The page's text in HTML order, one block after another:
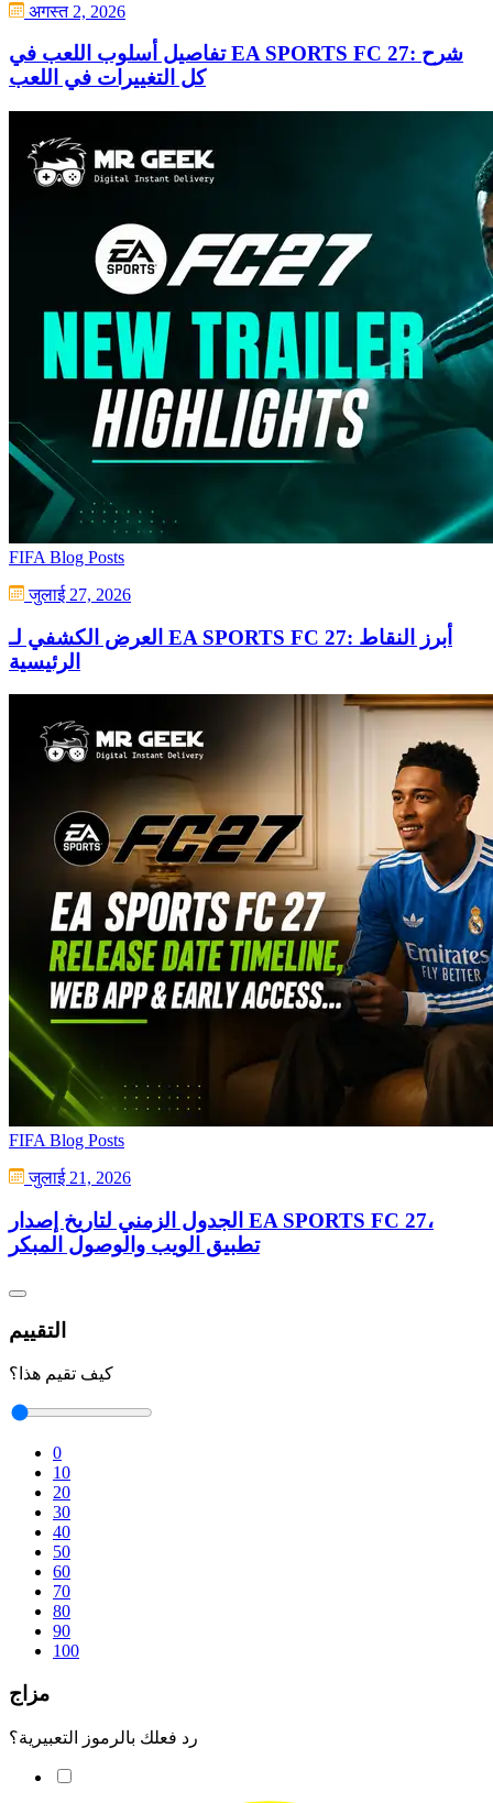
अगस्त 2, 2026
تفاصيل أسلوب اللعب في EA SPORTS FC 27: شرح
كل التغييرات في اللعب
FIFA Blog Posts
जुलाई 27, 2026
العرض الكشفي لـ EA SPORTS FC 27: أبرز النقاط
الرئيسية
FIFA Blog Posts
जुलाई 21, 2026
الجدول الزمني لتاريخ إصدار EA SPORTS FC 27،
تطبيق الويب والوصول المبكر
التقييم
كيف تقيم هذا؟
0
10
20
30
40
50
60
70
80
90
100
مزاج
رد فعلك بالرموز التعبيرية؟